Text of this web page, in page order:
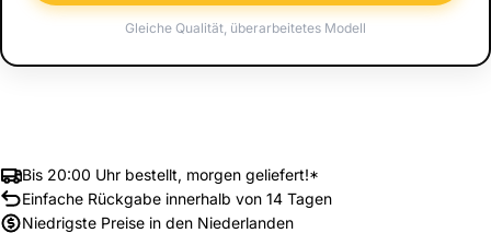
Gleiche Qualität, überarbeitetes Modell
Bis 20:00 Uhr bestellt, morgen geliefert!*
Einfache Rückgabe innerhalb von 14 Tagen
Niedrigste Preise in den Niederlanden